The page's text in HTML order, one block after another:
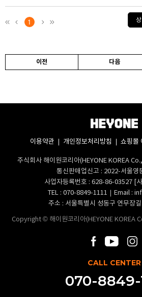
1
이전 다음
이용약관 개인정보처리방침 쇼핑몰
주식회사 해이원코리아(HEYONE KOREA
통신판매업신고 : 2022-서울영
사업자등록번호 : 628-86-03527 [
TEL : 070-8849-1111 Email :
주소 : 서울특별시 성동구 연무장
Copyright © 해이원코리아(HEYONE
CALL CENTER
070-8849-